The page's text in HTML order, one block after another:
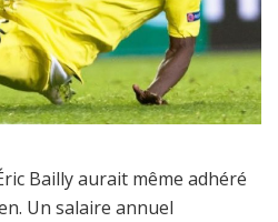
Bailly aurait même adhéré
Un salaire annuel